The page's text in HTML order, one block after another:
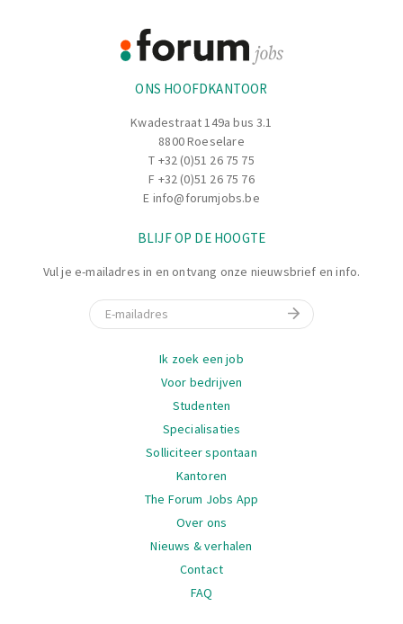
signalement des déficiences.
Gestion de l'entrepôt ;fait partie d'une équipe de service
et/ou d'intervention de réserve ;donne des conseils et
une formation aux nouveaux collègues et dirige le
ONS HOOFDKANTOOR
Kwadestraat 149a bus 3.1
8800 Roeselare
T +32 (0)51 26 75 75
F +32 (0)51 26 75 76
E info@forumjobs.be
BLIJF OP DE HOOGTE
Vul je e-mailadres in en ontvang onze nieuwsbrief en info.
E-mail
Ik zoek een job
Voor bedrijven
Studenten
Specialisaties
Solliciteer spontaan
Kantoren
The Forum Jobs App
Over ons
Nieuws & verhalen
Contact
FAQ